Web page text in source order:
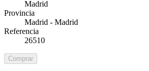
Madrid
Provincia
Madrid - Madrid
Referencia
26510
Comprar